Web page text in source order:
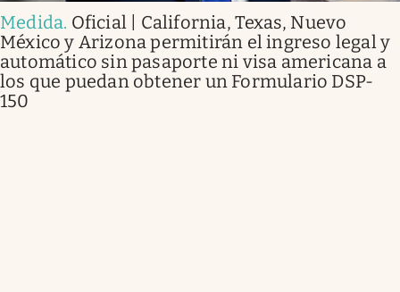
Medida. Oficial | California, Texas, Nuevo
México y Arizona permitirán el ingreso legal y
automático sin pasaporte ni visa americana a
los que puedan obtener un Formulario DSP-
150